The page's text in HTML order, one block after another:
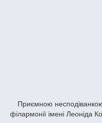
Приємною несподіванкою гала-концерту став виступ від члена журі фестивалю – Катерини Миколайко, солістки Дніпропетровської обласної
філармонії імені Леоніда